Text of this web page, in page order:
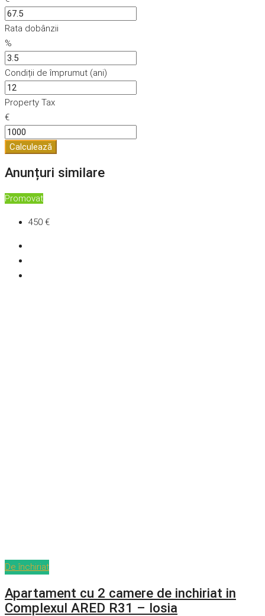
Rata dobânzii
%
Condiții de împrumut (ani)
Property Tax
€
Calculează
Anunțuri similare
Promovat
450 €
De închiriat
Apartament cu 2 camere de inchiriat in
Complexul ARED R31 – Iosia